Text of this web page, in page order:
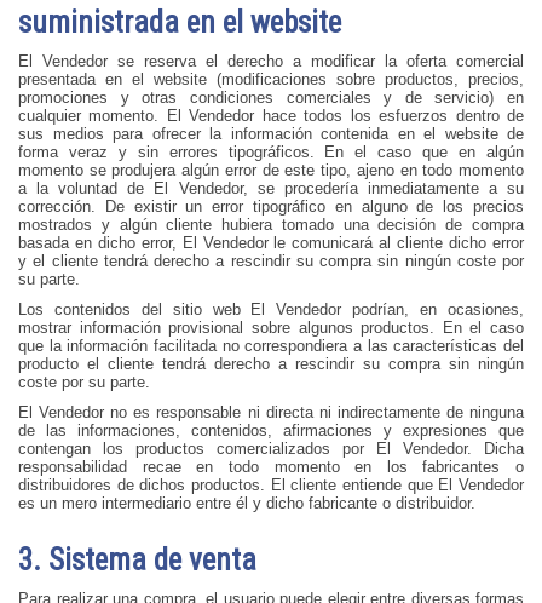
suministrada en el website
El Vendedor se reserva el derecho a modificar la oferta comercial
presentada en el website (modificaciones sobre productos, precios,
promociones y otras condiciones comerciales y de servicio) en
cualquier momento. El Vendedor hace todos los esfuerzos dentro de
sus medios para ofrecer la información contenida en el website de
forma veraz y sin errores tipográficos. En el caso que en algún
momento se produjera algún error de este tipo, ajeno en todo momento
a la voluntad de El Vendedor, se procedería inmediatamente a su
corrección. De existir un error tipográfico en alguno de los precios
mostrados y algún cliente hubiera tomado una decisión de compra
basada en dicho error, El Vendedor le comunicará al cliente dicho error
y el cliente tendrá derecho a rescindir su compra sin ningún coste por
su parte.
Los contenidos del sitio web El Vendedor podrían, en ocasiones,
mostrar información provisional sobre algunos productos. En el caso
que la información facilitada no correspondiera a las características del
producto el cliente tendrá derecho a rescindir su compra sin ningún
coste por su parte.
El Vendedor no es responsable ni directa ni indirectamente de ninguna
de las informaciones, contenidos, afirmaciones y expresiones que
contengan los productos comercializados por El Vendedor. Dicha
responsabilidad recae en todo momento en los fabricantes o
distribuidores de dichos productos. El cliente entiende que El Vendedor
es un mero intermediario entre él y dicho fabricante o distribuidor.
3. Sistema de venta
Para realizar una compra, el usuario puede elegir entre diversas formas